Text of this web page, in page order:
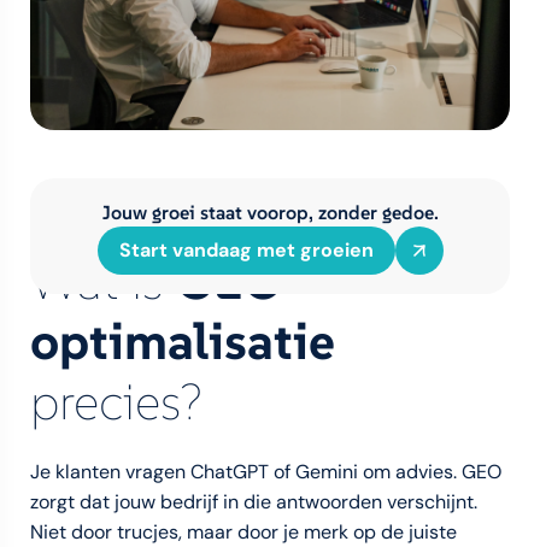
Jouw groei staat voorop, zonder gedoe.
Start vandaag met groeien
AI optimalisatie uitgelegd
Wat isGEO
optimalisatie
precies?
Je klanten vragen ChatGPT of Gemini om advies. GEO
zorgt dat jouw bedrijf in die antwoorden verschijnt.
Niet door trucjes, maar door je merk op de juiste